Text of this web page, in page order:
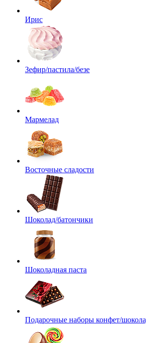
Ирис
Зефир/пастила/безе
Мармелад
Восточные сладости
Шоколад/батончики
Шоколадная паста
Подарочные наборы конфет/